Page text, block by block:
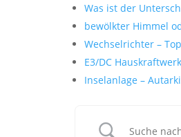
Was ist der
bewölkter Himmel
Wechselrichter –
E3/DC
Inselanlage –